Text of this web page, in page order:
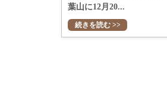
葉山に12月20...
続きを読む >>